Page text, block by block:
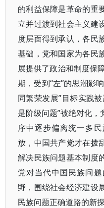
的利益保障是革命的重
立并过渡到社会主义建
度层面得到承认，各民
基础，党和国家为各民
展提供了政治和制度保
期，受到“左”的思潮影
同繁荣发展”目标实践
是阶级问题”被绝对化
序中逐步偏离统一多
放，中国共产党才在拨
解决民族问题基本制度
党对当代中国民族问
野，围绕社会经济建设
民族问题正确道路的新探